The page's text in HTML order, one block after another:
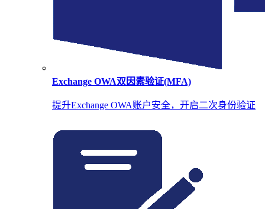
Exchange OWA双因素验证(MFA)
提升Exchange OWA账户安全，开启二次身份验证